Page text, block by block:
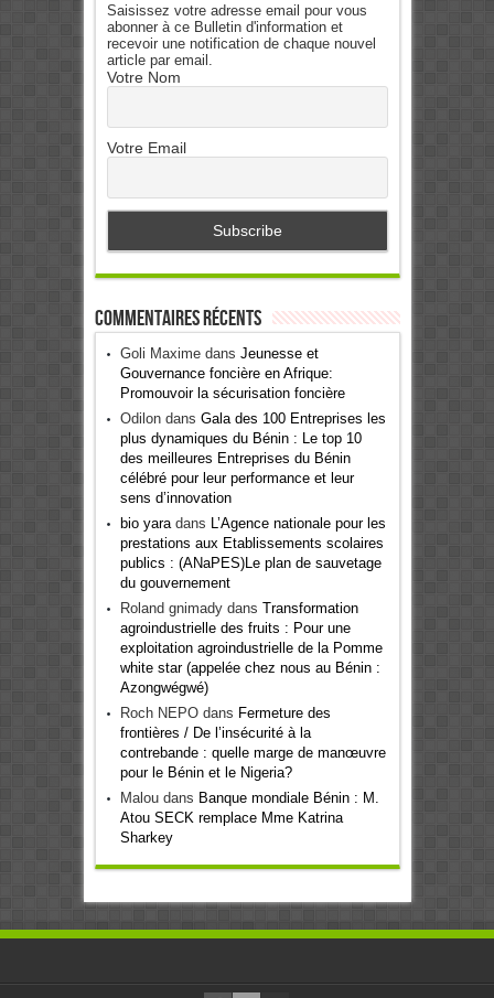
Saisissez votre adresse email pour vous
abonner à ce Bulletin d'information et
recevoir une notification de chaque nouvel
article par email.
Votre Nom
Votre Email
Commentaires récents
Goli Maximedans Jeunesse et
Gouvernance foncière en Afrique:
Promouvoir la sécurisation foncière
Odilondans Gala des 100 Entreprises les
plus dynamiques du Bénin : Le top 10
des meilleures Entreprises du Bénin
célébré pour leur performance et leur
sens d’innovation
bio yaradans L’Agence nationale pour les
prestations aux Etablissements scolaires
publics : (ANaPES)Le plan de sauvetage
du gouvernement
Roland gnimadydans Transformation
agroindustrielle des fruits : Pour une
exploitation agroindustrielle de la Pomme
white star (appelée chez nous au Bénin :
Azongwégwé)
Roch NEPOdans Fermeture des
frontières / De l’insécurité à la
contrebande : quelle marge de manœuvre
pour le Bénin et le Nigeria?
Maloudans Banque mondiale Bénin : M.
Atou SECK remplace Mme Katrina
Sharkey